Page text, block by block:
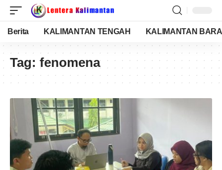
Berita KALIMANTAN TENGAH KALIMANTAN
Tag: fenomena